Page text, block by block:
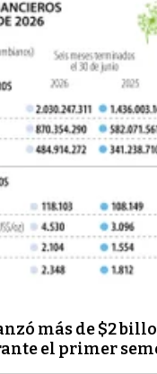
más de $2
el primer